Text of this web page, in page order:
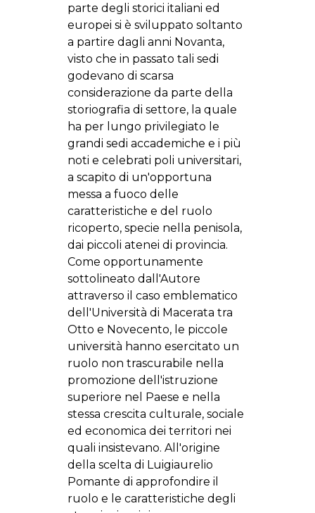
parte degli storici italiani ed
europei si è sviluppato soltanto
a partire dagli anni Novanta,
visto che in passato tali sedi
godevano di scarsa
considerazione da parte della
storiografia di settore, la quale
ha per lungo privilegiato le
grandi sedi accademiche e i più
noti e celebrati poli universitari,
a scapito di un'opportuna
messa a fuoco delle
caratteristiche e del ruolo
ricoperto, specie nella penisola,
dai piccoli atenei di provincia.
Come opportunamente
sottolineato dall'Autore
attraverso il caso emblematico
dell'Università di Macerata tra
Otto e Novecento, le piccole
università hanno esercitato un
ruolo non trascurabile nella
promozione dell'istruzione
superiore nel Paese e nella
stessa crescita culturale, sociale
ed economica dei territori nei
quali insistevano. All'origine
della scelta di Luigiaurelio
Pomante di approfondire il
ruolo e le caratteristiche degli